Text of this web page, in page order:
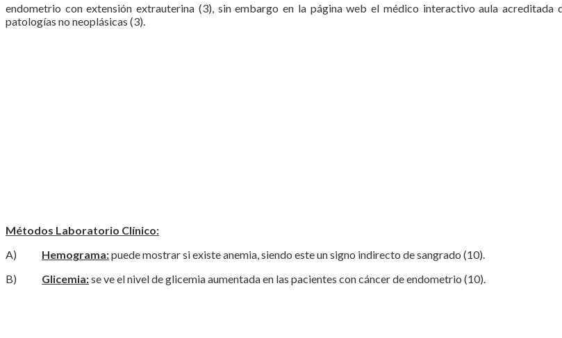
endometrio con extensión extrauterina (3), sin embargo en la página web el médico interactivo aula
patologías no neoplásicas (3).
Métodos Laboratorio Clínico:
A) Hemograma:puede mostrar si existe anemia, siendo este un signo indirecto de sangrado (10).
B) Glicemia:se ve el nivel de glicemia aumentada en las pacientes con cáncer de endometrio (10).